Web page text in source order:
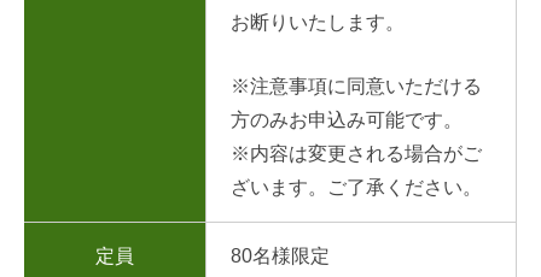
お断りいたします。
※注意事項に同意いただける
方のみお申込み可能です。
※内容は変更される場合がご
ざいます。ご了承ください。
定員
80名様限定